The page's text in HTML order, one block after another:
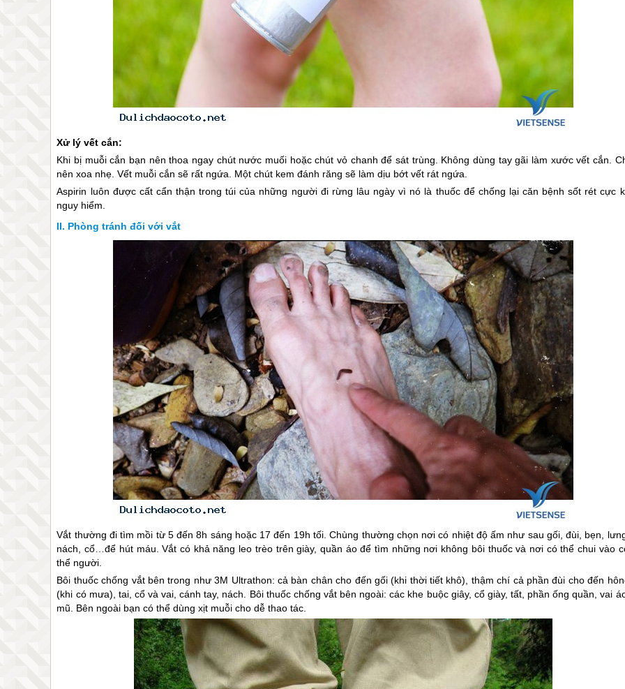
Xử lý vết cắn:
Khi bị muỗi cắn bạn nên thoa ngay chút nước muối hoặc chút vỏ chanh để sát trùng. Không dùng tay gãi làm xước vết cắn.
nên xoa nhẹ. Vết muỗi cắn sẽ rất ngứa. Một chút kem đánh răng sẽ làm dịu bớt vết rát ngứa.
Aspirin luôn được cất cẩn thận trong túi của những người đi rừng lâu ngày vì nó là thuốc để chống lại căn bệnh sốt rét cực
nguy hiểm.
Phòng tránh đối với vắt
Vắt thường đi tìm mồi từ 5 đến 8h sáng hoặc 17 đến 19h tối. Chùng thường chọn nơi có nhiệt độ ấm như sau gối, đùi, bẹn,
nách, cổ…để hút máu. Vắt có khả năng leo trèo trên giày, quần áo để tìm những nơi không bôi thuốc và nơi có thể chui vào
thể người.
Bôi thuốc chống vắt bên trong như 3M Ultrathon: cả bàn chân cho đến gối (khi thời tiết khô), thậm chí cả phần đùi cho đến
(khi có mưa), tai, cổ và vai, cánh tay, nách. Bôi thuốc chống vắt bên ngoài: các khe buộc giây, cổ giày, tất, phần ống quần, vai
mũ. Bên ngoài bạn có thể dùng xịt muỗi cho dễ thao tác.